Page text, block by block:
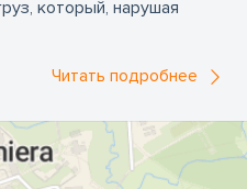
который, нарушая
Читать подробнее